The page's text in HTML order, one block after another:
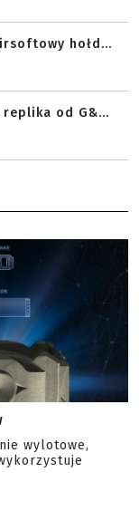
hołd...
od G&...
wylotowe,